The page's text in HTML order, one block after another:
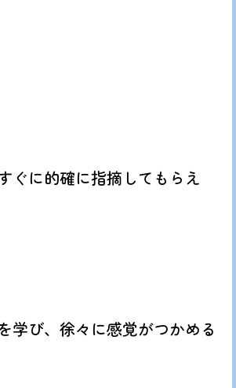
ぐに的確に指摘してもらえ
学び、徐々に感覚がつかめる